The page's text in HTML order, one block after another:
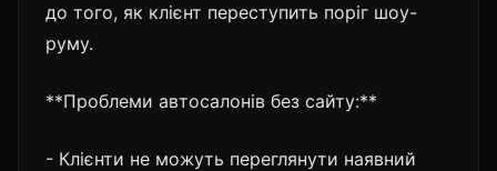
до того, як клієнт переступить поріг шоу-
руму.
**Проблеми автосалонів без сайту:**
- Клієнти не можуть переглянути наявний